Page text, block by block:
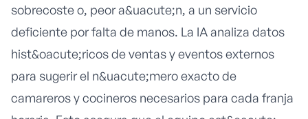
sobrecoste o, peor a&uacute;n, a un servicio
deficiente por falta de manos. La IA analiza datos
hist&oacute;ricos de ventas y eventos externos
para sugerir el n&uacute;mero exacto de
camareros y cocineros necesarios para cada franja